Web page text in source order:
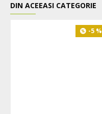
DIN ACEEASI CATEGORIE
-5 %